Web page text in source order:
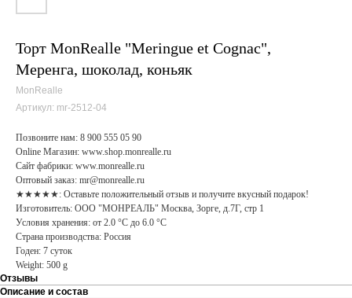
Торт MonRealle "Мeringue et Cognac",
Меренга, шоколад, коньяк
MonRealle
Артикул: mr-2512-04
Позвоните нам: 8 900 555 05 90
Online Магазин: www.shop.monrealle.ru
Сайт фабрики: www.monrealle.ru
Оптовый заказ: mr@monrealle.ru
★★★★★: Оставьте положительный отзыв и получите вкусный подарок!
Изготовитель: ООО "МОНРЕАЛЬ" Москва, Зорге, д.7Г, стр 1
Условия хранения: от 2.0 °С до 6.0 °С
Страна производства: Россия
Годен: 7 суток
Weight: 500 g
Отзывы
Описание и состав